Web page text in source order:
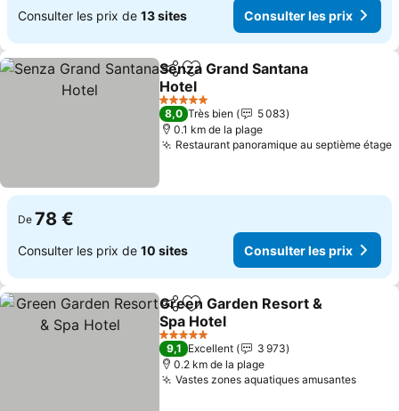
Consulter les prix de 13 sites Consulter les prix
PartagerAjouter à mes favoris
Senza Grand Santana
Hotel
Consulter les prix
5 Étoiles
8,0 Très bien
5 083
0.1 km de la plage
Restaurant panoramique au septième étage
De 78 €
Consulter les prix de 10 sites Consulter les prix
PartagerAjouter à mes favoris
Green Garden Resort &
Spa Hotel
Consulter les prix
5 Étoiles
9,1 Excellent
3 973
0.2 km de la plage
Vastes zones aquatiques amusantes